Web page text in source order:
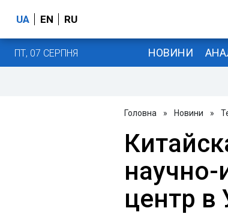
UA EN RU
ПТ, 07 СЕРПНЯ НОВИНИ
Головна » Новини »
научно-
центр в